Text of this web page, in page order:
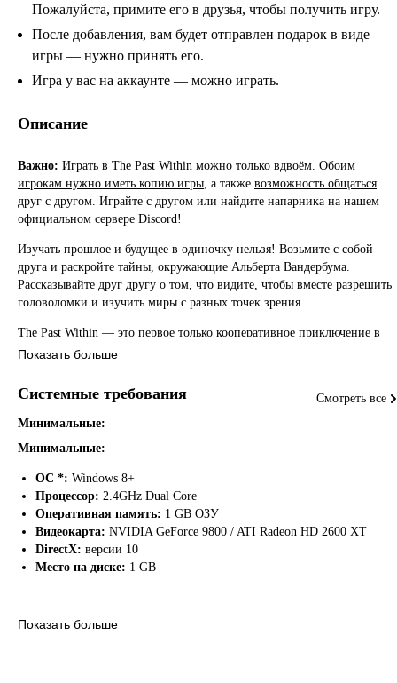
Пожалуйста, примите его в друзья, чтобы получить игру.
После добавления, вам будет отправлен подарок в виде
игры — нужно принять его.
Игра у вас на аккаунте — можно играть.
Описание
Важно: Играть в The Past Within можно только вдвоём. Обоим
игрокам нужно иметь копию игры , а также возможность общаться
друг с другом. Играйте с другом или найдите напарника на нашем
официальном сервере Discord!
Изучать прошлое и будущее в одиночку нельзя! Возьмите с собой
друга и раскройте тайны, окружающие Альберта Вандербума.
Рассказывайте друг другу о том, что видите, чтобы вместе разрешить
головоломки и изучить миры с разных точек зрения.
The Past Within — это первое только кооперативное приключение в
мистической вселенной Rusty Lake, интерактивный квест.
Показать больше
Системные требования
Смотреть все
Минимальные:
Минимальные:
ОС *: Windows 8+
Процессор: 2.4GHz Dual Core
Оперативная память: 1 GB ОЗУ
Видеокарта: NVIDIA GeForce 9800 / ATI Radeon HD 2600 XT
DirectX: версии 10
Место на диске: 1 GB
Показать больше